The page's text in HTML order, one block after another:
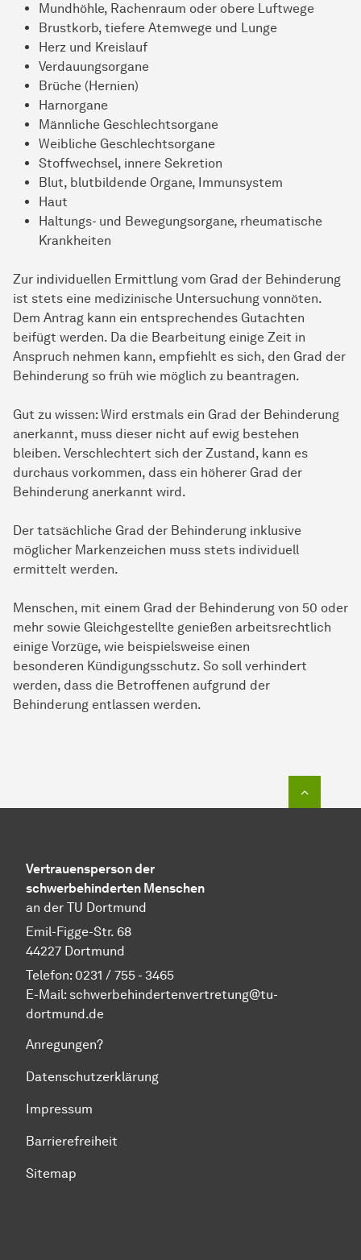
Mundhöhle, Rachenraum oder obere Luftwege
Brustkorb, tiefere Atemwege und Lunge
Herz und Kreislauf
Verdauungsorgane
Brüche (Hernien)
Harnorgane
Männliche Geschlechtsorgane
Weibliche Geschlechtsorgane
Stoffwechsel, innere Sekretion
Blut, blutbildende Organe, Immunsystem
Haut
Haltungs- und Bewegungsorgane, rheumatische
Krankheiten
Zur individuellen Ermittlung vom Grad der Behinderung
ist stets eine medizinische Untersuchung vonnöten.
Dem Antrag kann ein entsprechendes Gutachten
beifügt werden. Da die Bearbeitung einige Zeit in
Anspruch nehmen kann, empfiehlt es sich, den Grad der
Behinderung so früh wie möglich zu beantragen.
Gut zu wissen: Wird erstmals ein Grad der Behinderung
anerkannt, muss dieser nicht auf ewig bestehen
bleiben. Verschlechtert sich der Zustand, kann es
durchaus vorkommen, dass ein höherer Grad der
Behinderung anerkannt wird.
Der tatsächliche Grad der Behinderung inklusive
möglicher Markenzeichen muss stets individuell
ermittelt werden.
Menschen, mit einem Grad der Behinderung von 50 oder
mehr sowie Gleichgestellte genießen arbeitsrechtlich
einige Vorzüge, wie beispielsweise einen
besonderen Kündigungsschutz. So soll verhindert
werden, dass die Betroffenen aufgrund der
Behinderung entlassen werden.
Vertrauensperson der
schwerbehinderten Menschen
an der TU Dortmund
Emil-Figge-Str. 68
44227 Dortmund
Telefon: 0231 / 755 - 3465
E-Mail: schwerbehindertenvertretung@tu-
dortmund.de
Anregungen?
Datenschutzerklärung
Impressum
Barrierefreiheit
Sitemap